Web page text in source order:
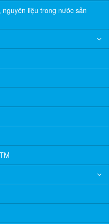
liệu trong nước sản